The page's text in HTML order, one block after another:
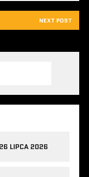
NEXT POST
LIPCA 2026